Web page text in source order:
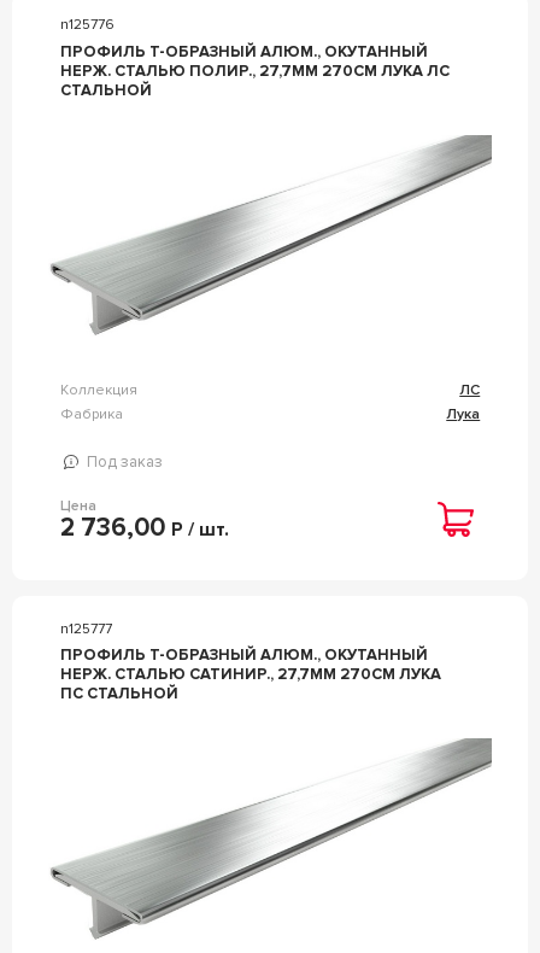
n125776
ПРОФИЛЬ Т-ОБРАЗНЫЙ АЛЮМ., ОКУТАННЫЙ
НЕРЖ. СТАЛЬЮ ПОЛИР., 27,7ММ 270СМ ЛУКА ЛС
СТАЛЬНОЙ
Коллекция
ЛС
Фабрика
Лука
Под заказ
Цена
2 736,00 Р / шт.
n125777
ПРОФИЛЬ Т-ОБРАЗНЫЙ АЛЮМ., ОКУТАННЫЙ
НЕРЖ. СТАЛЬЮ САТИНИР., 27,7ММ 270СМ ЛУКА
ПС СТАЛЬНОЙ